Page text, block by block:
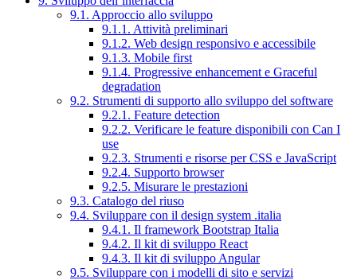
9.1. Approccio allo sviluppo
9.1.1. Attività preliminari
9.1.2. Web design responsivo e accessibile
9.1.3. Mobile first
9.1.4. Progressive enhancement e Graceful
degradation
9.2. Strumenti di supporto allo sviluppo del software
9.2.1. Feature detection
9.2.2. Verificare le feature disponibili con Can I
use
9.2.3. Strumenti e risorse per CSS e JavaScript
9.2.4. Supporto browser
9.2.5. Misurare le prestazioni
9.3. Catalogo del riuso
9.4. Sviluppare con il design system .italia
9.4.1. Il framework Bootstrap Italia
9.4.2. Il kit di sviluppo React
9.4.3. Il kit di sviluppo Angular
9.5. Sviluppare con i modelli di sito e servizi